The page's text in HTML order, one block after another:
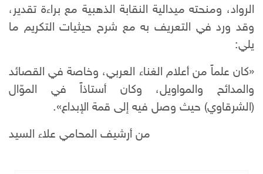
الرواد، ومنحته ميدالية النقابة الذهبية مع براءة تقدير،
وقد ورد في التعريف به مع شرح حيثيات التكريم ما
يلي:
«كان علماً من أعلام الغناء العربي، وخاصة في القصائد
والمدائح والمواويل، وكان أستاذاً في الموّال
(الشرقاوي) حيث وصل فيه إلى قمة الإبداع».
من أرشيف المحامي علاء السيد